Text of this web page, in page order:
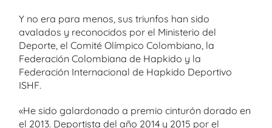
Y no era para menos, sus triunfos han sido
avalados y reconocidos por el Ministerio del
Deporte, el Comité Olímpico Colombiano, la
Federación Colombiana de Hapkido y la
Federación Internacional de Hapkido Deportivo
ISHF.
«He sido galardonado a premio cinturón dorado en
el 2013. Deportista del año 2014 y 2015 por el